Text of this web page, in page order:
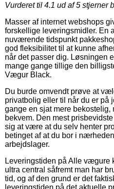
Vurderet til 4.1 ud af 5 stjerner
Masser af internet webshops
forskellige leveringsmidler. En
nuværende tidspunkt
god fleksibilitet til at kunne
når det passer dig. Løsningen
mange gange tillige den
Vægur Black.
Du burde omvendt prøve at
privatbolig eller til når du er på
gange en sjat mere bekostelig,
bekvem. Den mest
sig at være at du selv henter
betinget af at du bor i
arbejdslager.
Leveringstiden på Alle
ultra central såfremt man har
tid, og af den grund er det
leveringstiden på det aktuelle